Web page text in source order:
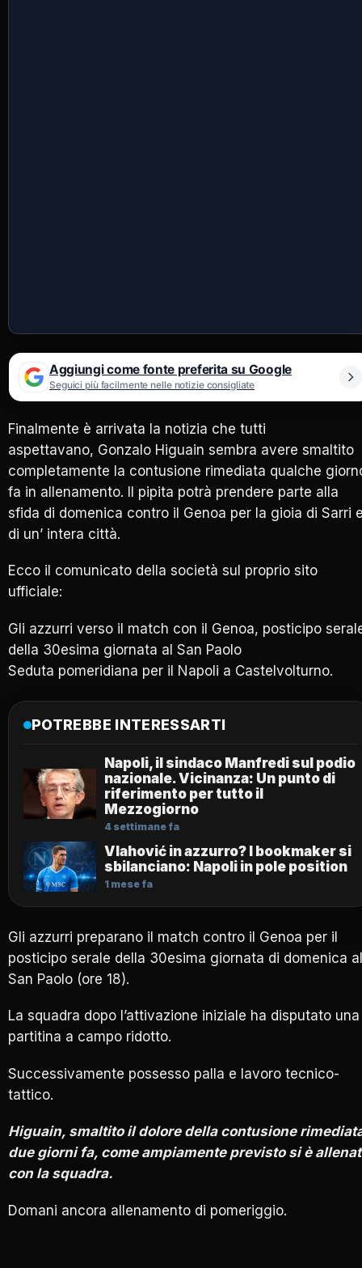
Aggiungi come fonte preferita su Google
Seguici più facilmente nelle notizie consigliate
Finalmente è arrivata la notizia che tutti
aspettavano, Gonzalo Higuain sembra avere smaltito
completamente la contusione rimediata qualche
fa in allenamento. Il pipita potrà prendere parte alla
sfida di domenica contro il Genoa per la gioia di Sarri
di un’ intera città.
Ecco il comunicato della società sul proprio sito
ufficiale:
Gli azzurri verso il match con il Genoa, posticipo
della 30esima giornata al San Paolo
Seduta pomeridiana per il Napoli a Castelvolturno.
POTREBBE INTERESSARTI
Napoli, il sindaco Manfredi sul podio
nazionale. Vicinanza: Un punto di
riferimento per tutto il
Mezzogiorno
4 settimane fa
Vlahović in azzurro? I bookmaker si
sbilanciano: Napoli in pole position
1 mese fa
Gli azzurri preparano il match contro il Genoa per il
posticipo serale della 30esima giornata di domenica al
San Paolo (ore 18).
La squadra dopo l’attivazione iniziale ha disputato una
partitina a campo ridotto.
Successivamente possesso palla e lavoro tecnico-
tattico.
Higuain, smaltito il dolore della contusione
due giorni fa, come ampiamente previsto si è
con la squadra.
Domani ancora allenamento di pomeriggio.